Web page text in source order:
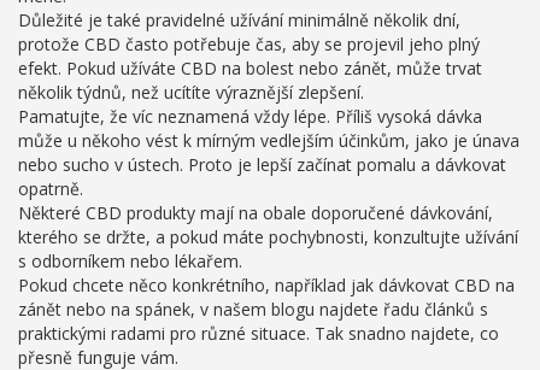
Důležité je také pravidelné užívání minimálně několik dní,
protože CBD často potřebuje čas, aby se projevil jeho plný
efekt. Pokud užíváte CBD na bolest nebo zánět, může trvat
několik týdnů, než ucítíte výraznější zlepšení.
Pamatujte, že víc neznamená vždy lépe. Příliš vysoká dávka
může u někoho vést k mírným vedlejším účinkům, jako je únava
nebo sucho v ústech. Proto je lepší začínat pomalu a dávkovat
opatrně.
Některé CBD produkty mají na obale doporučené dávkování,
kterého se držte, a pokud máte pochybnosti, konzultujte užívání
s odborníkem nebo lékařem.
Pokud chcete něco konkrétního, například jak dávkovat CBD na
zánět nebo na spánek, v našem blogu najdete řadu článků s
praktickými radami pro různé situace. Tak snadno najdete, co
přesně funguje vám.